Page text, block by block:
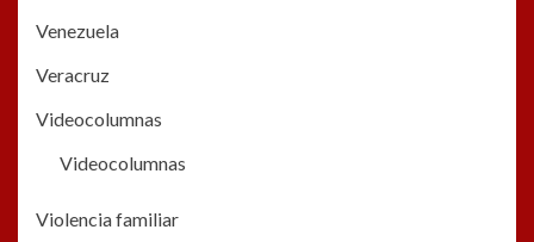
Venezuela
Veracruz
Videocolumnas
Videocolumnas
Violencia familiar